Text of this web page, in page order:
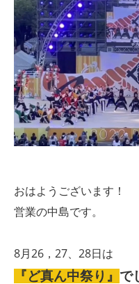
おはようございます！
営業の中島です。
8月26，27、28日は
『ど真ん中祭り』 で